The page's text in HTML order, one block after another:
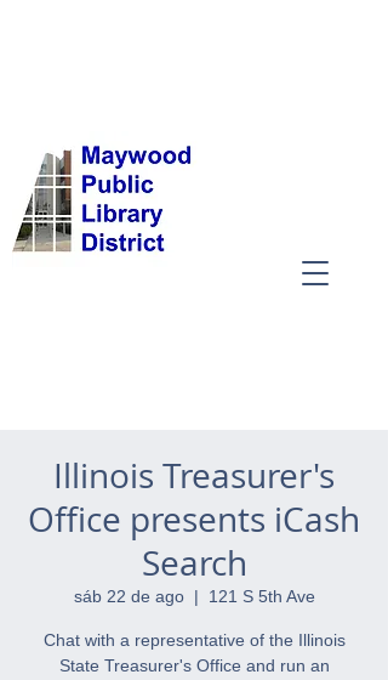
Illinois Treasurer's
Office presents iCash
Search
sáb 22 de ago
  |
121 S 5th Ave
Chat with a representative of the Illinois
State Treasurer's Office and run an